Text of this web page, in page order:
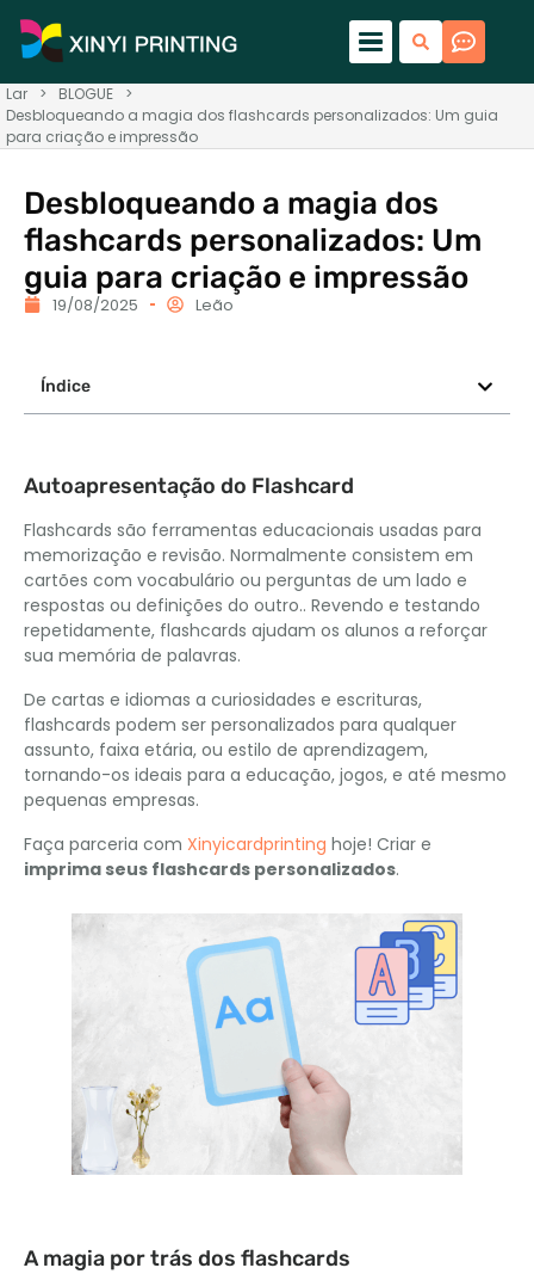
Lar > BLOGUE
>
Desbloqueando a magia dos flashcards personalizados: Um guia
para criação e impressão
Desbloqueando a magia dos
flashcards personalizados: Um
guia para criação e impressão
19/08/2025 Leão
Índice
Autoapresentação do Flashcard
Flashcards são ferramentas educacionais usadas para
memorização e revisão. Normalmente consistem em
cartões com vocabulário ou perguntas de um lado e
respostas ou definições do outro.. Revendo e testando
repetidamente, flashcards ajudam os alunos a reforçar
sua memória de palavras.
De cartas e idiomas a curiosidades e escrituras,
flashcards podem ser personalizados para qualquer
assunto, faixa etária, ou estilo de aprendizagem,
tornando-os ideais para a educação, jogos, e até mesmo
pequenas empresas.
Faça parceria com Xinyicardprinting hoje! Criar e
imprima seus flashcards personalizados.
A magia por trás dos flashcards